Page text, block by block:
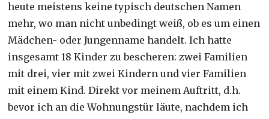
heute meistens keine typisch deutschen Namen
mehr, wo man nicht unbedingt weiß, ob es um einen
Mädchen- oder Jungenname handelt. Ich hatte
insgesamt 18 Kinder zu bescheren: zwei Familien
mit drei, vier mit zwei Kindern und vier Familien
mit einem Kind. Direkt vor meinem Auftritt, d.h.
bevor ich an die Wohnungstür läute, nachdem ich